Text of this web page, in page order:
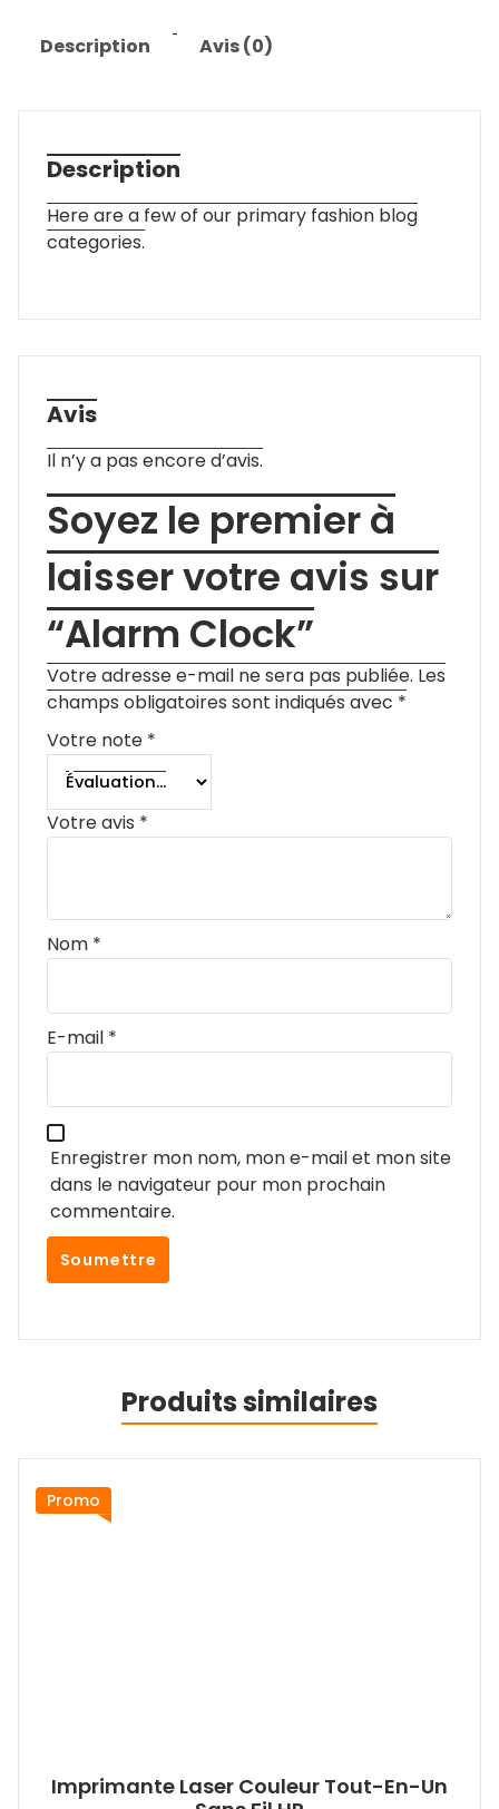
Description Avis (0)
Description
Here are a few of our primary fashion blog
categories.
Avis
Il n’y a pas encore d’avis.
Soyez le premier à
laisser votre avis sur
“Alarm Clock”
Votre adresse e-mail ne sera pas publiée. Les
champs obligatoires sont indiqués avec *
Votre note *
Votre avis *
Nom *
E-mail *
Enregistrer mon nom, mon e-mail et mon site
dans le navigateur pour mon prochain
commentaire.
Produits similaires
Promo
Imprimante Laser Couleur Tout-En-Un